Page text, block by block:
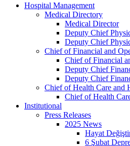
Hospital Management
Medical Directory
Medical Director
Deputy Chief
Deputy Chief
Chief of Financial and
Chief of Financial
Deputy Chief
Deputy Chief
Chief of Health Care and
Chief of Health
Institutional
Press Releases
2025 News
Hayat
6 Şubat